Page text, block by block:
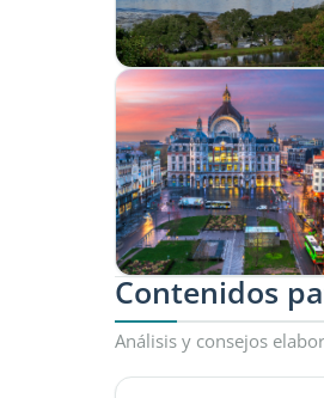
Contenidos
Análisis y consejos